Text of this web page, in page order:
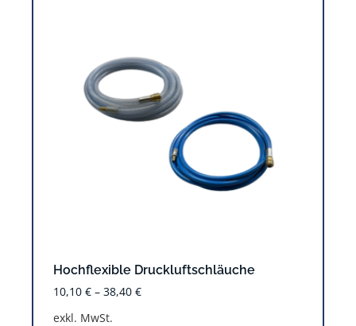
Hochflexible Druckluftschläuche
10,10 € – 38,40 €
exkl. MwSt.